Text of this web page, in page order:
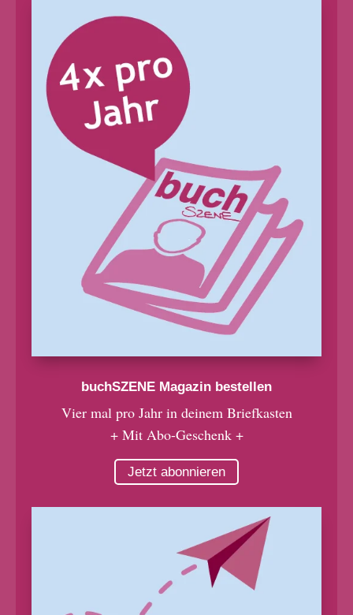
buchSZENE Magazin bestellen
Vier mal pro Jahr in deinem Briefkasten
+ Mit Abo-Geschenk +
Jetzt abonnieren